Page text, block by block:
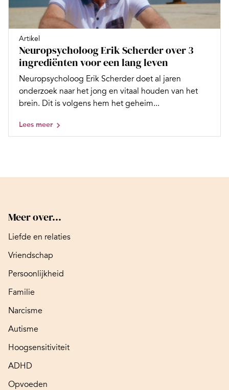
Artikel
Neuropsycholoog Erik Scherder over 3
ingrediënten voor een lang leven
Neuropsycholoog Erik Scherder doet al jaren
onderzoek naar het jong en vitaal houden van het
brein. Dit is volgens hem het geheim...
Lees meer
Meer over...
Liefde en relaties
Vriendschap
Persoonlijkheid
Familie
Narcisme
Autisme
Hoogsensitiviteit
ADHD
Opvoeden